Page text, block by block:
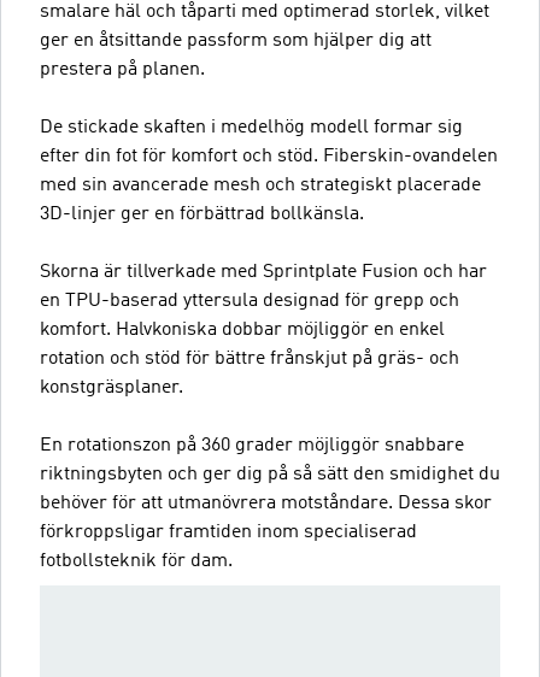
smalare häl och tåparti med optimerad storlek, vilket
ger en åtsittande passform som hjälper dig att
prestera på planen.
De stickade skaften i medelhög modell formar sig
efter din fot för komfort och stöd. Fiberskin-ovandelen
med sin avancerade mesh och strategiskt placerade
3D-linjer ger en förbättrad bollkänsla.
Skorna är tillverkade med Sprintplate Fusion och har
en TPU-baserad yttersula designad för grepp och
komfort. Halvkoniska dobbar möjliggör en enkel
rotation och stöd för bättre frånskjut på gräs- och
konstgräsplaner.
En rotationszon på 360 grader möjliggör snabbare
riktningsbyten och ger dig på så sätt den smidighet du
behöver för att utmanövrera motståndare. Dessa skor
förkroppsligar framtiden inom specialiserad
fotbollsteknik för dam.